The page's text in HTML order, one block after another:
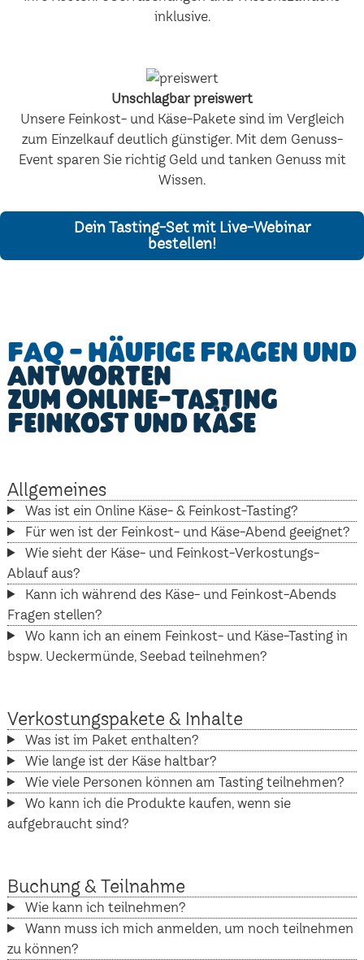
inklusive.
Unschlagbar preiswert
Unsere Feinkost- und Käse-Pakete sind im Vergleich
zum Einzelkauf deutlich günstiger. Mit dem Genuss-
Event sparen Sie richtig Geld und tanken Genuss mit
Wissen.
Dein Tasting-Set mit Live-Webinar
bestellen!
FAQ - Häufige Fragen und
Antworten
zum Online-Tasting
Feinkost und Käse
Allgemeines
Was ist ein Online Käse- & Feinkost-Tasting?
Für wen ist der Feinkost- und Käse-Abend geeignet?
Wie sieht der Käse- und Feinkost-Verkostungs-
Ablauf aus?
Kann ich während des Käse- und Feinkost-Abends
Fragen stellen?
Wo kann ich an einem Feinkost- und Käse-Tasting in
bspw. Ueckermünde, Seebad teilnehmen?
Verkostungspakete & Inhalte
Was ist im Paket enthalten?
Wie lange ist der Käse haltbar?
Wie viele Personen können am Tasting teilnehmen?
Wo kann ich die Produkte kaufen, wenn sie
aufgebraucht sind?
Buchung & Teilnahme
Wie kann ich teilnehmen?
Wann muss ich mich anmelden, um noch teilnehmen
zu können?